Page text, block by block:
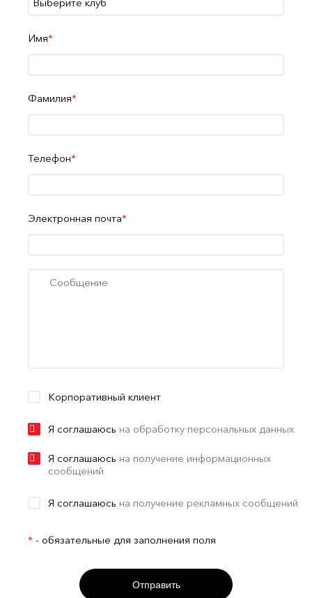
Имя
Фамилия
Телефон
Электронная почта
Корпоративный клиент
Я соглашаюсь на обработку персональных данных
Я соглашаюсь на получение информационных
сообщений
Я соглашаюсь на получение рекламных сообщений
* - обязательные для заполнения поля
Отправить